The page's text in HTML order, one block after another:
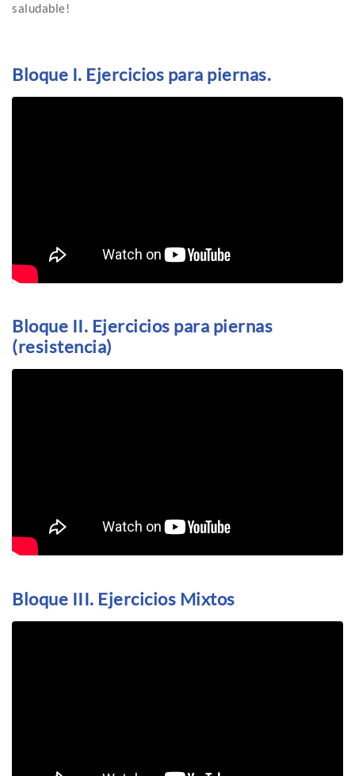
saludable!
Bloque I. Ejercicios para piernas.
Bloque II. Ejercicios para piernas
(resistencia)
Bloque III. Ejercicios Mixtos